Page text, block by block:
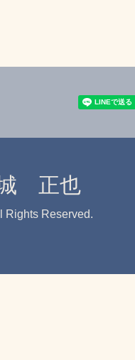
正也
Rights Reserved.